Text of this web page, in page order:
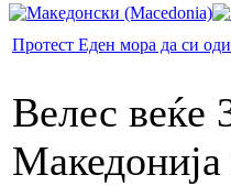
Протест Еден мора да си оди
Велес веќе
Македонија